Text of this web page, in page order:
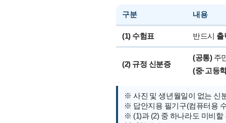
구분 내용
(1) 수험표 반드시 출
(2) 규정 신분증
(공통)주
(중·고등
※ 사진 및 생년월일이 없는 신
※ 답안지용 필기구(컴퓨터용
※ (1)과 (2) 중 하나라도 미비